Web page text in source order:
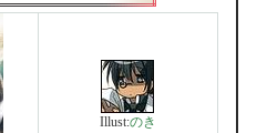
Illust:のき